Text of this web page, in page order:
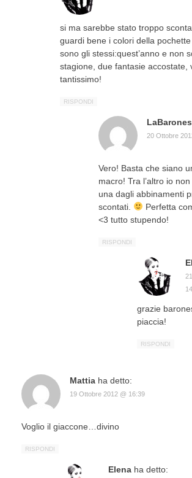
si ma sarebbe stato troppo
guardi bene i colori della
sono gli stessi:quest’anno e non
stagione, due fantasie accostate,
tantissimo!
RISPONDI
20 Ottobre
Vero! Basta che siano
macro! Tra l’altro io
una dagli abbinamenti
scontati.
Perfetta
<3 tutto stupendo!
RISPONDI
grazie
piaccia!
RISPONDI
Mattia ha detto:
19 Ottobre 2012 @ 16:39
Voglio il giaccone…divino
RISPONDI
Elena ha detto: